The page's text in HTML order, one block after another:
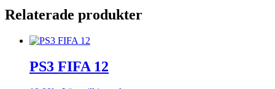
Relaterade produkter
PS3 FIFA 12